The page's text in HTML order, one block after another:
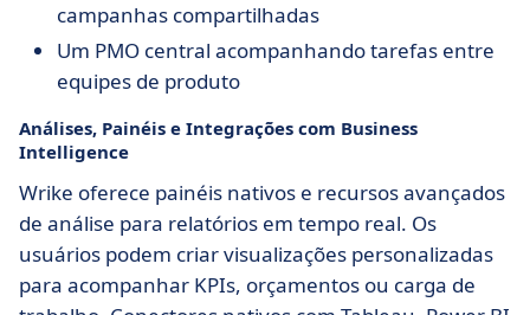
campanhas compartilhadas
Um PMO central acompanhando tarefas entre
equipes de produto
Análises, Painéis e Integrações com Business
Intelligence
Wrike oferece painéis nativos e recursos avançados
de análise para relatórios em tempo real. Os
usuários podem criar visualizações personalizadas
para acompanhar KPIs, orçamentos ou carga de